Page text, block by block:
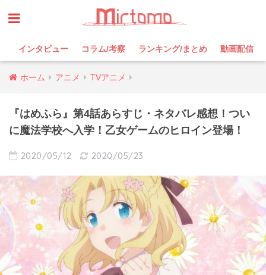
インタビュー コラム/考察 ランキング/まとめ 動画配信
ホーム アニメ TVアニメ
『はめふら』第4話あらすじ・ネタバレ感想！つい
に魔法学校へ入学！乙女ゲームのヒロイン登場！
2020/05/12 2020/05/23